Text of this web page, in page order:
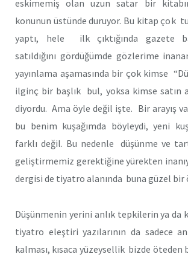
eskimemiş olan uzun satar bir
konunun üstünde duruyor. Bu kitap çok
yaptı, hele ilk çıktığında gazete
satıldığını gördüğümde gözlerime
yayınlama aşamasında bir çok kimse
ilginç bir başlık bul, yoksa kimse satın
diyordu. Ama öyle değil işte. Bir arayış
bu benim kuşağımda böyleydi, yeni
farklı değil. Bu nedenle düşünme ve
geliştirmemiz gerektiğine yürekten
dergisi de tiyatro alanında buna güzel bir
Düşünmenin yerini anlık tepkilerin ya da
tiyatro eleştiri yazılarının da sadece
kalması, kısaca yüzeysellik bizde öteden